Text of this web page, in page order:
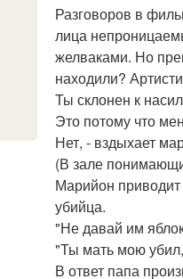
Разговоров в
лица
желваками. Но
находили?
Ты склонен к
Это потому что
Нет, - вздыхает
(В зале
Марийон приводит
убийца.
"Не давай им
"Ты мать мою
В ответ папа